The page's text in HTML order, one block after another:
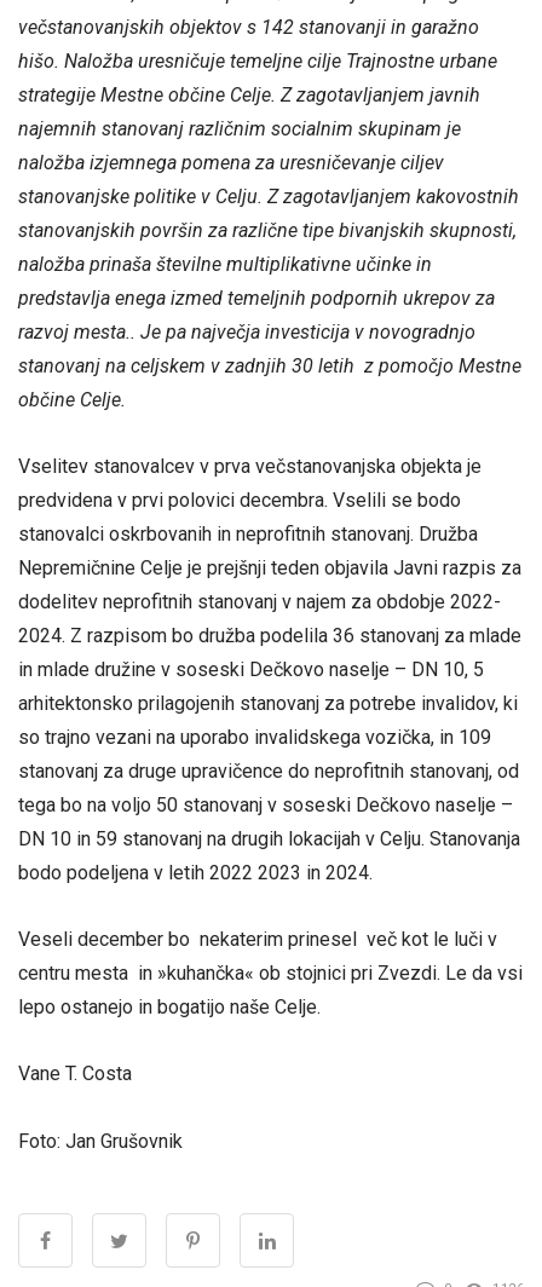
večstanovanjskih objektov s 142 stanovanji in garažno
hišo. Naložba uresničuje temeljne cilje Trajnostne urbane
strategije Mestne občine Celje. Z zagotavljanjem javnih
najemnih stanovanj različnim socialnim skupinam je
naložba izjemnega pomena za uresničevanje ciljev
stanovanjske politike v Celju. Z zagotavljanjem kakovostnih
stanovanjskih površin za različne tipe bivanjskih skupnosti,
naložba prinaša številne multiplikativne učinke in
predstavlja enega izmed temeljnih podpornih ukrepov za
razvoj mesta.. Je pa največja investicija v novogradnjo
stanovanj na celjskem v zadnjih 30 letih z pomočjo Mestne
občine Celje.
Vselitev stanovalcev v prva večstanovanjska objekta je
predvidena v prvi polovici decembra. Vselili se bodo
stanovalci oskrbovanih in neprofitnih stanovanj. Družba
Nepremičnine Celje je prejšnji teden objavila Javni razpis za
dodelitev neprofitnih stanovanj v najem za obdobje 2022-
2024. Z razpisom bo družba podelila 36 stanovanj za mlade
in mlade družine v soseski Dečkovo naselje – DN 10, 5
arhitektonsko prilagojenih stanovanj za potrebe invalidov, ki
so trajno vezani na uporabo invalidskega vozička, in 109
stanovanj za druge upravičence do neprofitnih stanovanj, od
tega bo na voljo 50 stanovanj v soseski Dečkovo naselje –
DN 10 in 59 stanovanj na drugih lokacijah v Celju. Stanovanja
bodo podeljena v letih 2022 2023 in 2024.
Veseli december bo nekaterim prinesel več kot le luči v
centru mesta in »kuhančka« ob stojnici pri Zvezdi. Le da vsi
lepo ostanejo in bogatijo naše Celje.
Vane T. Costa
Foto: Jan Grušovnik